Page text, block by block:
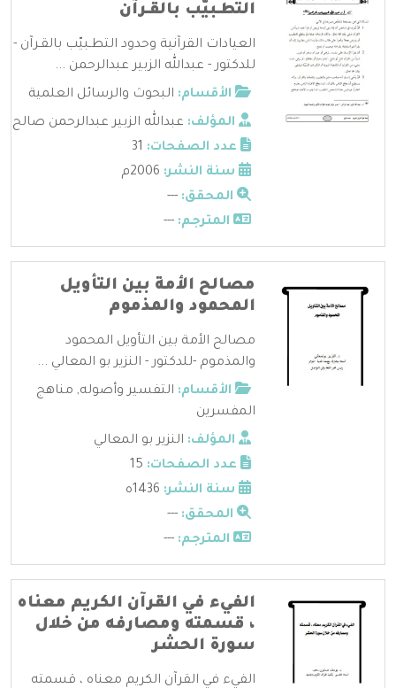
التطـبيّب بالقـرآن
العيادات القرآنية وحدود التطـبيّب بالقـرآن -
للدكتور - عبدالله الزبير عبدالرحمن ...
الأقسام: البحوث والرسائل العلمية
المؤلف: عبدالله الزبير عبدالرحمن صالح
عدد الصفحات:
سنة النشر:
المحقق: ---
المترجم: ---
مصالح الأمة بين التأويل
المحمود والمذموم
مصالح الأمة بين التأويل المحمود
والمذموم -للدكتور - النزير بو المعالي ...
الأقسام: التفسير وأصوله, مناهج
المفسرين
المؤلف: النزير بو المعالي
عدد الصفحات:
سنة النشر:
المحقق: ---
المترجم: ---
الفيء في القرآن الكريم معناه
، قسمته ومصارفه من خلال
سورة الحشر
الفيء في القرآن الكريم معناه ، قسمته